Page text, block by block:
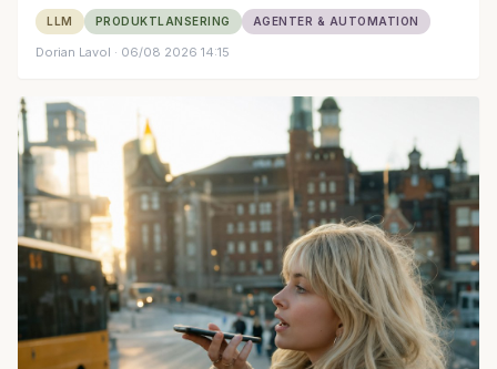
LLM PRODUKTLANSERING AGENTER & AUTOMATION
Dorian Lavol · 06/08 2026 14:15